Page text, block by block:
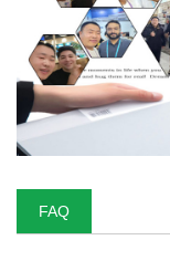
FAQ